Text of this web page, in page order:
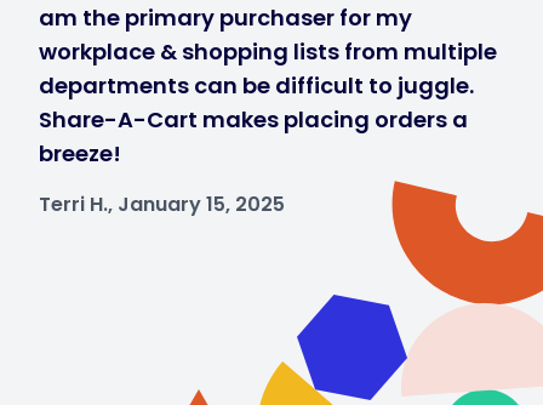
am the primary purchaser for my
workplace & shopping lists from multiple
departments can be difficult to juggle.
Share-A-Cart makes placing orders a
breeze!
Terri H., January 15, 2025